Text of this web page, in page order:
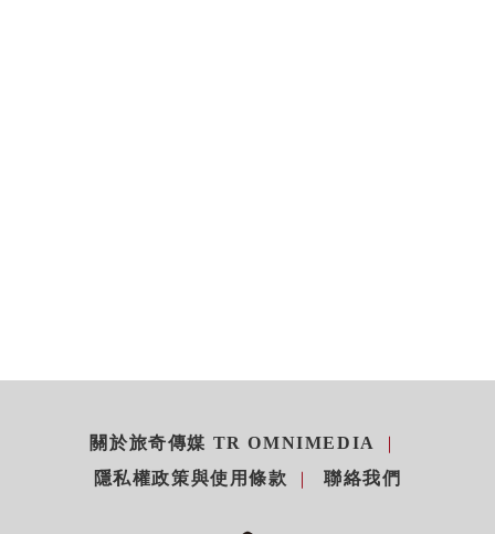
關於旅奇傳媒 TR OMNIMEDIA
隱私權政策與使用條款
聯絡我們